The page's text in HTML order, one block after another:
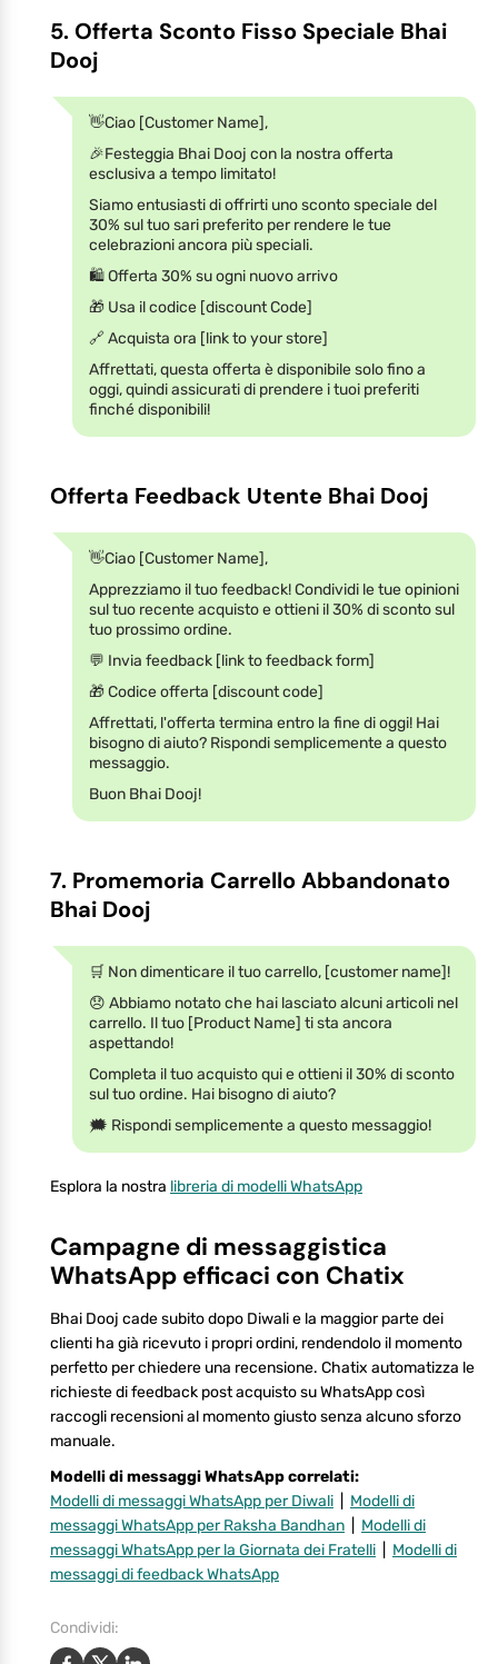
5. Offerta Sconto Fisso Speciale Bhai
Dooj
👋Ciao [Customer Name],
🎉Festeggia Bhai Dooj con la nostra offerta
esclusiva a tempo limitato!
Siamo entusiasti di offrirti uno sconto speciale del
30% sul tuo sari preferito per rendere le tue
celebrazioni ancora più speciali.
🛍️ Offerta 30% su ogni nuovo arrivo
🎁 Usa il codice [discount Code]
🔗 Acquista ora [link to your store]
Affrettati, questa offerta è disponibile solo fino a
oggi, quindi assicurati di prendere i tuoi preferiti
finché disponibili!
Offerta Feedback Utente Bhai Dooj
👋Ciao [Customer Name],
Apprezziamo il tuo feedback! Condividi le tue opinioni
sul tuo recente acquisto e ottieni il 30% di sconto sul
tuo prossimo ordine.
💬 Invia feedback [link to feedback form]
🎁 Codice offerta [discount code]
Affrettati, l'offerta termina entro la fine di oggi! Hai
bisogno di aiuto? Rispondi semplicemente a questo
messaggio.
Buon Bhai Dooj!
7. Promemoria Carrello Abbandonato
Bhai Dooj
🛒 Non dimenticare il tuo carrello, [customer name]!
😞 Abbiamo notato che hai lasciato alcuni articoli nel
carrello. Il tuo [Product Name] ti sta ancora
aspettando!
Completa il tuo acquisto qui e ottieni il 30% di sconto
sul tuo ordine. Hai bisogno di aiuto?
🗯 Rispondi semplicemente a questo messaggio!
Esplora la nostra libreria di modelli WhatsApp
Campagne di messaggistica
WhatsApp efficaci con Chatix
Bhai Dooj cade subito dopo Diwali e la maggior parte dei
clienti ha già ricevuto i propri ordini, rendendolo il momento
perfetto per chiedere una recensione. Chatix automatizza le
richieste di feedback post acquisto su WhatsApp così
raccogli recensioni al momento giusto senza alcuno sforzo
manuale.
Modelli di messaggi WhatsApp correlati:
Modelli di messaggi WhatsApp per Diwali
Modelli di
messaggi WhatsApp per Raksha Bandhan
Modelli di
messaggi WhatsApp per la Giornata dei Fratelli
Modelli di
messaggi di feedback WhatsApp
Condividi: